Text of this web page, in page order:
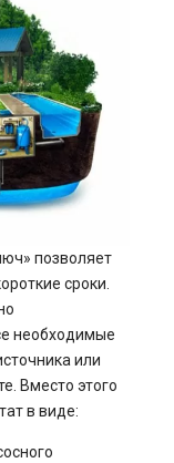
позволяет
сроки.
необходимые
или
Вместо этого
в виде: